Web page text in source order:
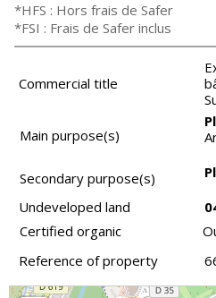
*HFS : Hors frais de Safer
*FSI : Frais de Safer inclus
Commercial title
Main purpose(s)
Secondary purpose(s)
Undeveloped land
Certified organic
Reference of property